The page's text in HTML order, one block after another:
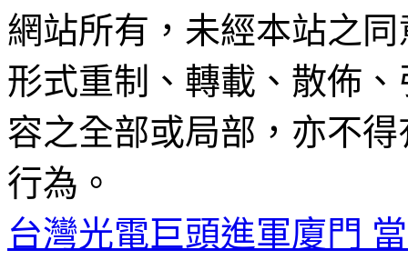
網站所有，未經本站之
形式重制、轉載、散佈
容之全部或局部，亦不
行為。
台灣光電巨頭進軍廈門